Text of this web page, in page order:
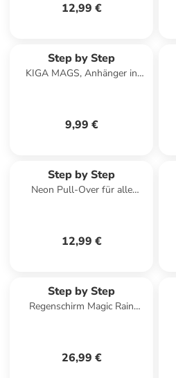
12,99 €
Step by Step
KIGA MAGS, Anhänger in
9,99 €
Step by Step
Neon Pull-Over für alle
12,99 €
Step by Step
Regenschirm Magic Rain
26,99 €